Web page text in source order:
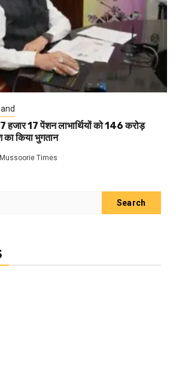
17 पेंशन लाभार्थियों को 146 करोड़
किया भुगतान
Mussoorie Times